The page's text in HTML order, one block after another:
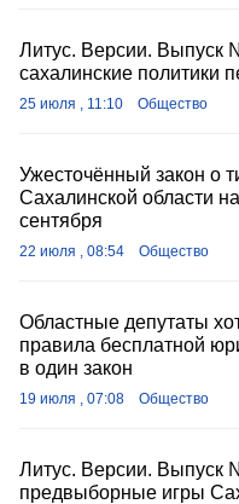
Литус. Версии. Выпуск
сахалинские политики
25 июля , 11:10 Общество
Ужесточённый закон о
Сахалинской области
сентября
22 июля , 08:54 Общество
Областные депутаты
правила бесплатной
в один закон
19 июля , 07:08 Общество
Литус. Версии. Выпуск
предвыборные игры